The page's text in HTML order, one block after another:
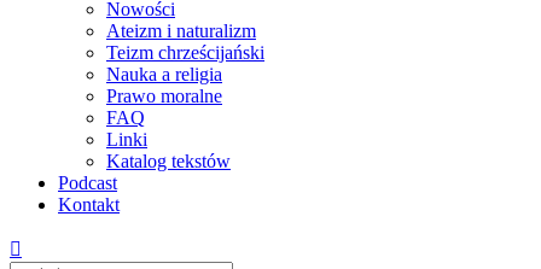
Nowości
Ateizm i naturalizm
Teizm chrześcijański
Nauka a religia
Prawo moralne
FAQ
Linki
Katalog tekstów
Podcast
Kontakt
